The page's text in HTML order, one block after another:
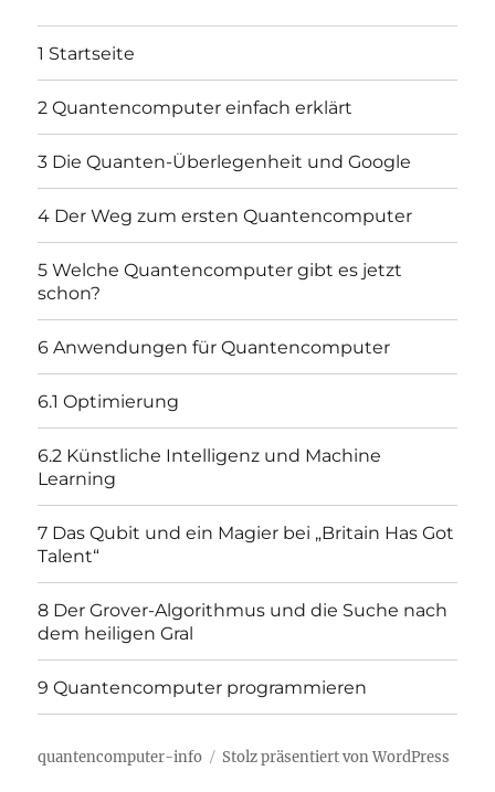
1 Startseite
2 Quantencomputer einfach erklärt
3 Die Quanten-Überlegenheit und Google
4 Der Weg zum ersten Quantencomputer
5 Welche Quantencomputer gibt es jetzt
schon?
6 Anwendungen für Quantencomputer
6.1 Optimierung
6.2 Künstliche Intelligenz und Machine
Learning
7 Das Qubit und ein Magier bei „Britain Has Got
Talent“
8 Der Grover-Algorithmus und die Suche nach
dem heiligen Gral
9 Quantencomputer programmieren
quantencomputer-info Stolz präsentiert von WordPress